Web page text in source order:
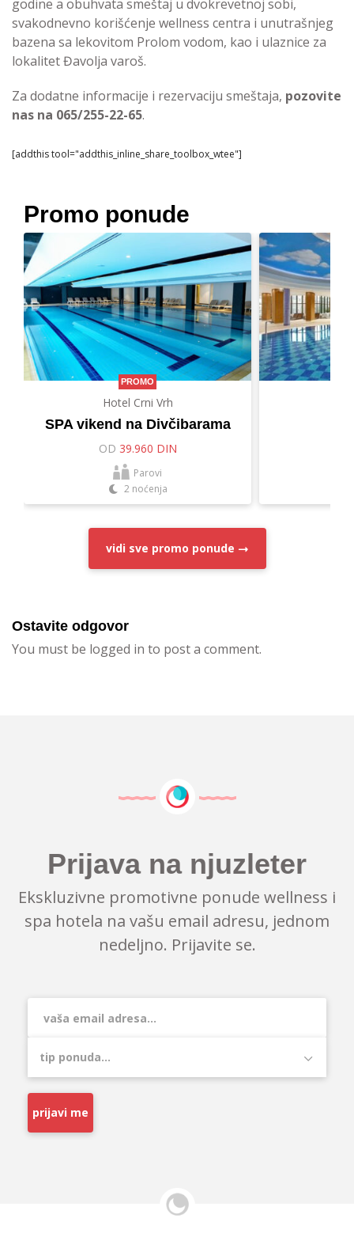
godine a obuhvata smeštaj u dvokrevetnoj sobi,
svakodnevno korišćenje wellness centra i unutrašnjeg
bazena sa lekovitom Prolom vodom, kao i ulaznice za
lokalitet Đavolja varoš.
Za dodatne informacije i rezervaciju smeštaja, pozovite
nas na 065/255-22-65.
[addthis tool="addthis_inline_share_toolbox_wtee"]
Promo ponude
PROMO
Hotel Crni Vrh
SPA vikend na Divčibarama
OD 39.960 DIN
Parovi
2 noćenja
vidi sve promo ponude
Ostavite odgovor
You must be logged in to post a comment.
Prijava na njuzleter
Ekskluzivne promotivne ponude wellness i
spa hotela na vašu email adresu, jednom
nedeljno. Prijavite se.
prijavi me